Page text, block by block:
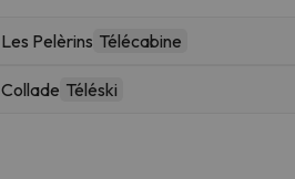
Les Pelèrins Télécabine
Collade Téléski